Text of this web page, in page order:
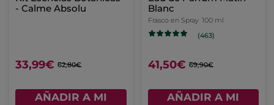
- Calme Absolu
33,99€ 62,80€
AÑADIR A MI
Blanc
Frasco en Spray 100 ml
(463)
41,50€ 69,90€
AÑADIR A MI